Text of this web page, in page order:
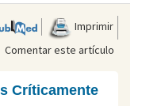
Imprimir
Comentar este artículo
Críticamente